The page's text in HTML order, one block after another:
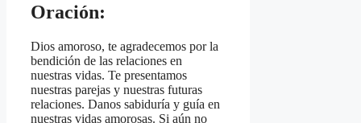
Oración:
Dios amoroso, te agradecemos por la
bendición de las relaciones en
nuestras vidas. Te presentamos
nuestras parejas y nuestras futuras
relaciones. Danos sabiduría y guía en
nuestras vidas amorosas. Si aún no